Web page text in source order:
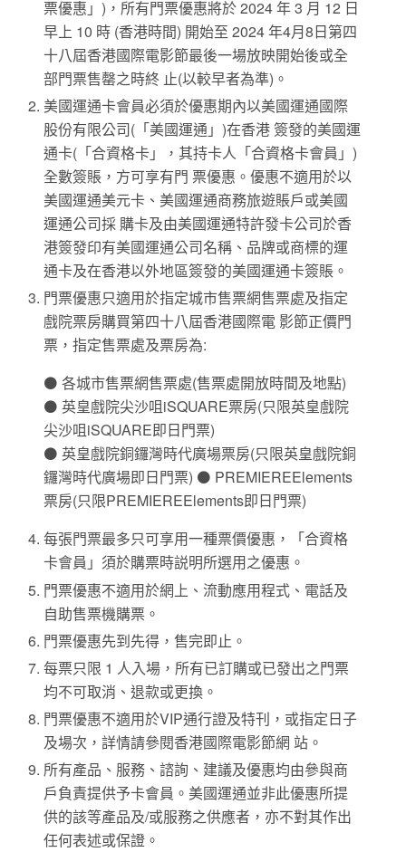
票優惠」)，所有門票優惠將於 2024 年 3 月 12 日
早上 10 時 (香港時間) 開始至 2024 年4月8日第四
十八屆香港國際電影節最後一場放映開始後或全
部門票售罄之時終 止(以較早者為準)。
美國運通卡會員必須於優惠期內以美國運通國際
股份有限公司(「美國運通」)在香港 簽發的美國運
通卡(「合資格卡」，其持卡人「合資格卡會員」)
全數簽賬，方可享有門 票優惠。優惠不適用於以
美國運通美元卡、美國運通商務旅遊賬戶或美國
運通公司採 購卡及由美國運通特許發卡公司於香
港簽發印有美國運通公司名稱、品牌或商標的運
通卡及在香港以外地區簽發的美國運通卡簽賬。
門票優惠只適用於指定城市售票網售票處及指定
戲院票房購買第四十八屆香港國際電 影節正價門
票，指定售票處及票房為:
⚫ 各城市售票網售票處(售票處開放時間及地點)
⚫ 英皇戲院尖沙咀iSQUARE票房(只限英皇戲院
尖沙咀iSQUARE即日門票)
⚫ 英皇戲院銅鑼灣時代廣場票房(只限英皇戲院銅
鑼灣時代廣場即日門票) ⚫ PREMIEREElements
票房(只限PREMIEREElements即日門票)
每張門票最多只可享用一種票價優惠，「合資格
卡會員」須於購票時説明所選用之優惠。
門票優惠不適用於網上、流動應用程式、電話及
自助售票機購票。
門票優惠先到先得，售完即止。
每票只限 1 人入場，所有已訂購或已發出之門票
均不可取消、退款或更換。
門票優惠不適用於VIP通行證及特刊，或指定日子
及場次，詳情請參閱香港國際電影節網 站。
所有產品、服務、諮詢、建議及優惠均由參與商
戶負責提供予卡會員。美國運通並非此優惠所提
供的該等產品及/或服務之供應者，亦不對其作出
任何表述或保證。